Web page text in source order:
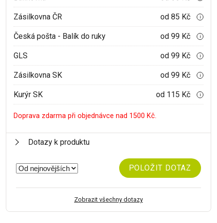
Zásilkovna ČR od 85 Kč i
Česká pošta - Balík do ruky od 99 Kč i
GLS od 99 Kč i
Zásilkovna SK od 99 Kč i
Kurýr SK od 115 Kč i
Doprava zdarma při objednávce nad 1500 Kč.
Dotazy k produktu
POLOŽIT DOTAZ
Zobrazit všechny dotazy